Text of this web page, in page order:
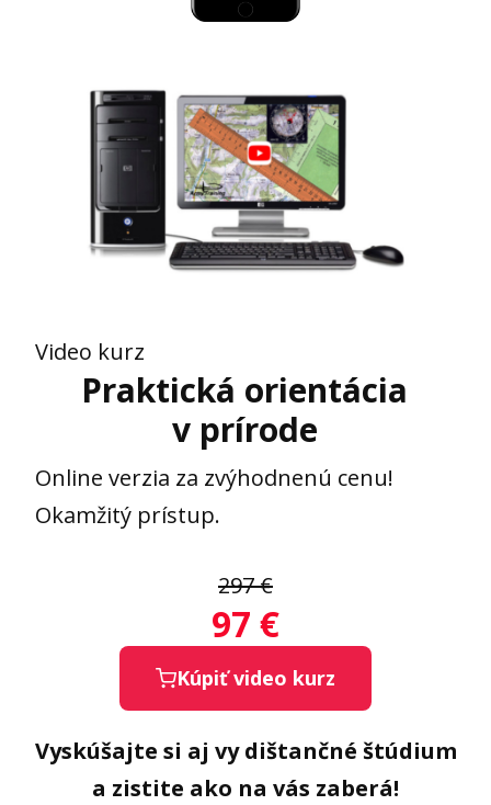
Video kurz
Praktická orientácia
v prírode
Online verzia za zvýhodnenú cenu!
Okamžitý prístup.
297 €
97 €
Kúpiť video kurz
Vyskúšajte si aj vy dištančné štúdium
a zistite ako na vás zaberá!